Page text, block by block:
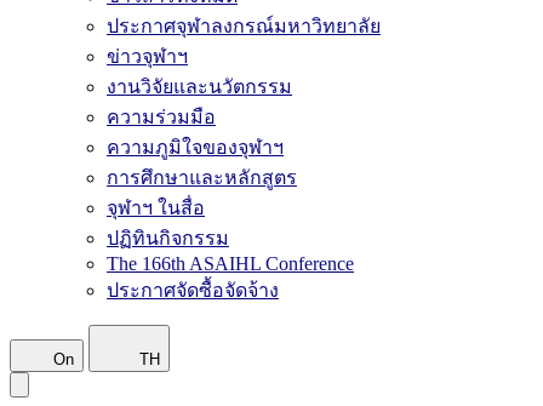
ประกาศจุฬาลงกรณ์มหาวิทยาลัย
ข่าวจุฬาฯ
งานวิจัยและนวัตกรรม
ความร่วมมือ
ความภูมิใจของจุฬาฯ
การศึกษาและหลักสูตร
จุฬาฯ ในสื่อ
ปฏิทินกิจกรรม
The 166th ASAIHL Conference
ประกาศจัดซื้อจัดจ้าง
On TH